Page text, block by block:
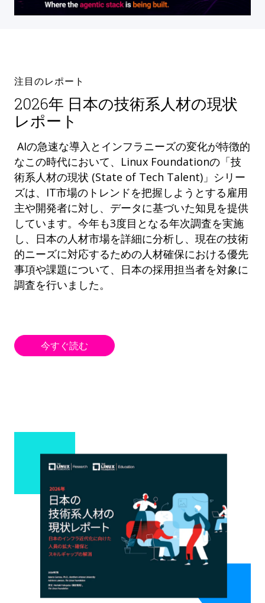
注目のレポート
2026年 日本の技術系人材の現状
レポート
AIの急速な導入とインフラニーズの変化が特徴的
なこの時代において、Linux Foundationの「技
術系人材の現状 (State of Tech Talent)」シリー
ズは、IT市場のトレンドを把握しようとする雇用
主や開発者に対し、データに基づいた知見を提供
しています。今年も3度目となる年次調査を実施
し、日本の人材市場を詳細に分析し、現在の技術
的ニーズに対応するための人材確保における優先
事項や課題について、日本の採用担当者を対象に
調査を行いました。
今すぐ読む